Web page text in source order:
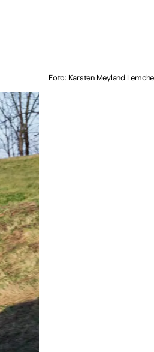
Foto: Karsten Meyland Lemche